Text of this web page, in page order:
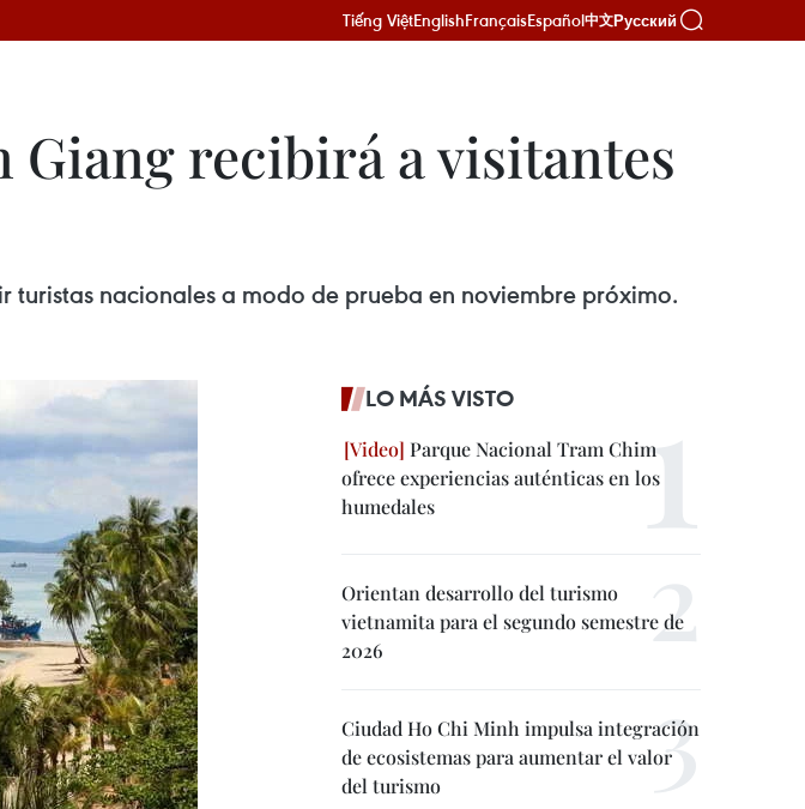
Tiếng ViệtEnglishFrançaisEspañol中文Русский
recibirá a visitantes
nacionales a modo de prueba en noviembre próximo.
LO MÁS VISTO
Parque Nacional Tram Chim
ofrece experiencias auténticas en los
humedales
Orientan desarrollo del turismo
vietnamita para el segundo semestre de
2026
Ciudad Ho Chi Minh impulsa integración
de ecosistemas para aumentar el valor
del turismo